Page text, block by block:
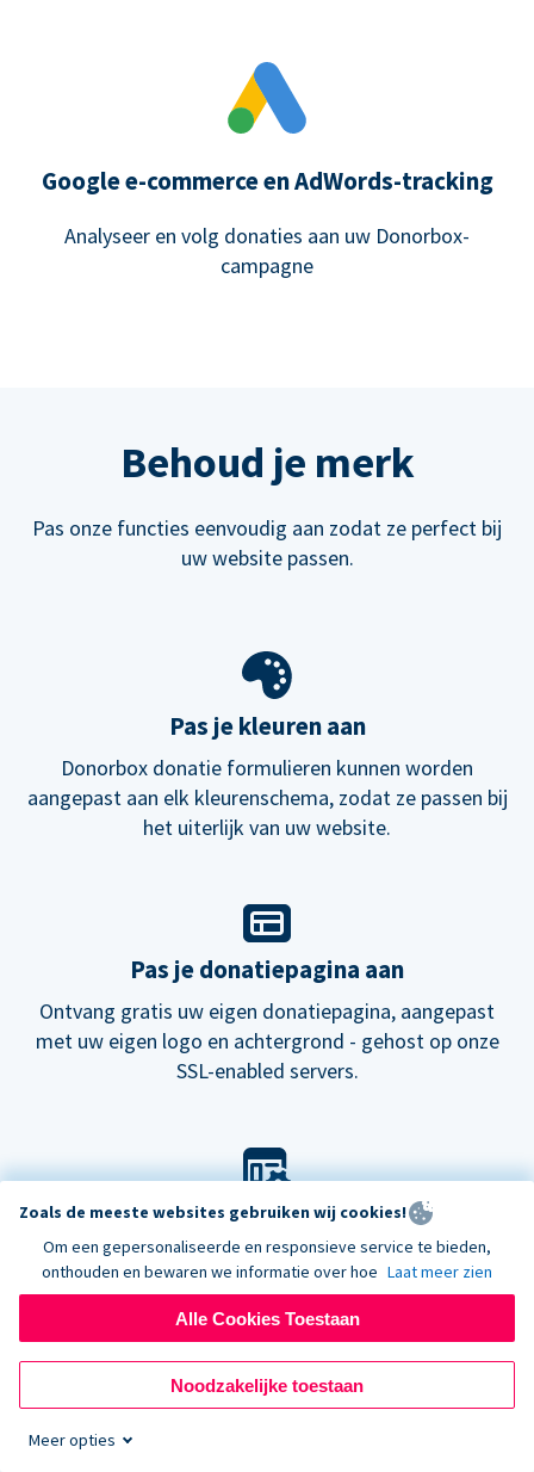
Google e-commerce en AdWords-tracking
Analyseer en volg donaties aan uw Donorbox-
campagne
Behoud je merk
Pas onze functies eenvoudig aan zodat ze perfect bij
uw website passen.
Pas je kleuren aan
Donorbox donatie formulieren kunnen worden
aangepast aan elk kleurenschema, zodat ze passen bij
het uiterlijk van uw website.
Pas je donatiepagina aan
Ontvang gratis uw eigen donatiepagina, aangepast
met uw eigen logo en achtergrond - gehost op onze
SSL-enabled servers.
Pas je look aan
Kies onze standaard lay-out voor donatieformulieren
of probeer onzenieuwedonatiepagina's.
Zoals de meeste websites gebruiken wij cookies!
Om een gepersonaliseerde en responsieve service te bieden,
onthouden en bewaren we informatie over hoe Laat meer zien
Alle Cookies Toestaan
Noodzakelijke toestaan
Meer opties